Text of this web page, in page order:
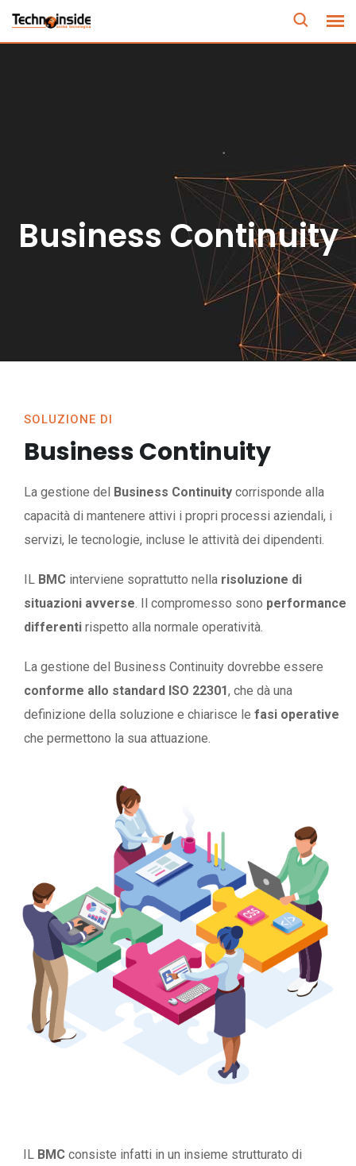
Business Continuity
SOLUZIONE DI
Business Continuity
La gestione del Business Continuity corrisponde alla
capacità di mantenere attivi i propri processi aziendali, i
servizi, le tecnologie, incluse le attività dei dipendenti.
IL BMC interviene soprattutto nella risoluzione di
situazioni avverse. Il compromesso sono performance
differenti rispetto alla normale operatività.
La gestione del Business Continuity dovrebbe essere
conforme allo standard ISO 22301, che dà una
definizione della soluzione e chiarisce le fasi operative
che permettono la sua attuazione.
IL BMC consiste infatti in un insieme strutturato di